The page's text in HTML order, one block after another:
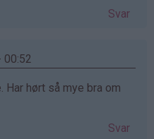
Svar
00:52
Har hørt så mye bra om
Svar